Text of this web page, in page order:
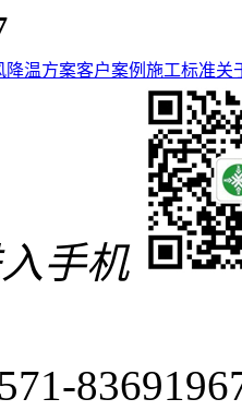
降温方案客户案例 施工标准关
手机